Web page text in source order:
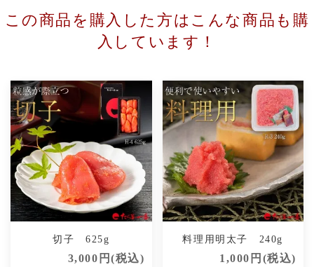
この商品を購入した方はこんな商品も購
入しています！
切子 625g
3,000円(税込)
料理用明太子 240g
1,000円(税込)